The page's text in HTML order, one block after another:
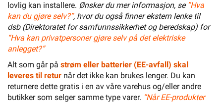
lovlig kan installere. Ønsker du mer informasjon, se ”Hva
kan du gjøre selv?”, hvor du også finner ekstern lenke til
dsb (Direktoratet for samfunnssikkerhet og beredskap) for
“Hva kan privatpersoner gjøre selv på det elektriske
anlegget?”
Alt som går på strøm eller batterier (EE-avfall) skal
leveres til retur når det ikke kan brukes lenger. Du kan
returnere dette gratis i en av våre varehus og/eller andre
butikker som selger samme type varer. “Når EE-produkter